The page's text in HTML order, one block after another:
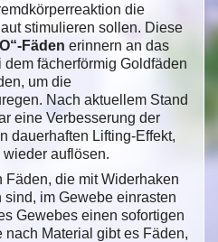
die
stimulieren sollen. Diese
Fäden erinnern an das
fächerförmig Goldfäden
um die
Nach aktuellem Stand
eine Verbesserung der
dauerhaften Lifting-Effekt,
auflösen.
Fäden, die mit Widerhaken
im Gewebe einrasten
Gewebes einen sofortigen
nach Material gibt es Fäden,